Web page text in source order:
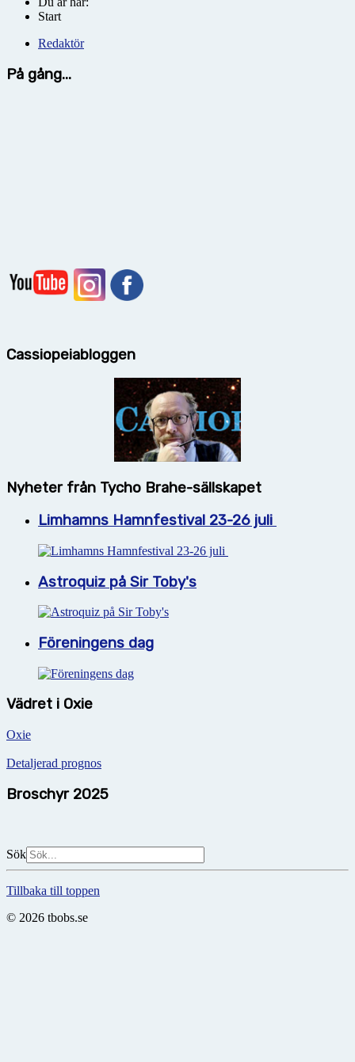
Start
Redaktör
På gång...
Cassiopeiabloggen
Nyheter från Tycho Brahe-sällskapet
Limhamns Hamnfestival 23-26 juli
Astroquiz på Sir Toby's
Föreningens dag
Vädret i Oxie
Oxie
Detaljerad prognos
Broschyr 2025
Sök
Tillbaka till toppen
© 2026 tbobs.se